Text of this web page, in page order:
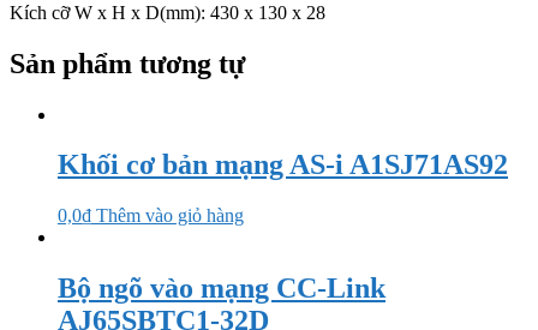
Kích cỡ W x H x D(mm): 430 x 130 x 28
Sản phẩm tương tự
Khối cơ bản mạng AS-i A1SJ71AS92
0,0₫ Thêm vào giỏ hàng
Bộ ngõ vào mạng CC-Link
AJ65SBTC1-32D